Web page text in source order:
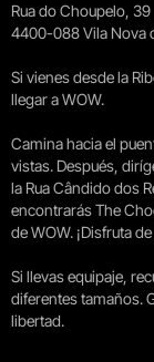
Rua do Choupelo, 39
4400-088 Vila Nova
Si vienes desde la
llegar a WOW.
Camina hacia el
vistas. Después,
la Rua Cândido dos
encontrarás The
de WOW. ¡Disfruta
Si llevas equipaje,
diferentes tamaños.
libertad.